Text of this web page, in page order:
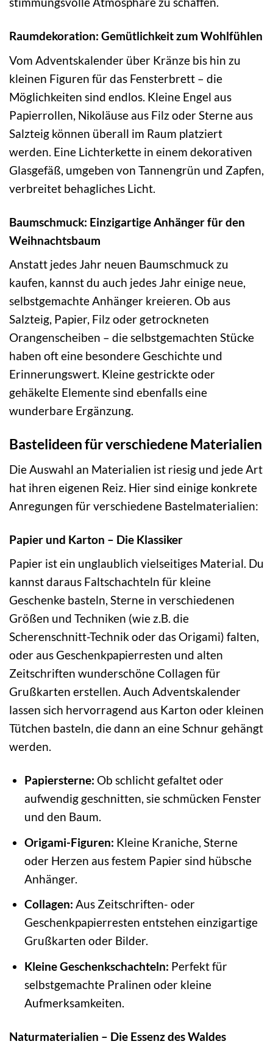
Raumdekoration: Gemütlichkeit zum Wohlfühlen
Vom Adventskalender über Kränze bis hin zu
kleinen Figuren für das Fensterbrett – die
Möglichkeiten sind endlos. Kleine Engel aus
Papierrollen, Nikoläuse aus Filz oder Sterne aus
Salzteig können überall im Raum platziert
werden. Eine Lichterkette in einem dekorativen
Glasgefäß, umgeben von Tannengrün und Zapfen,
verbreitet behagliches Licht.
Baumschmuck: Einzigartige Anhänger für den
Weihnachtsbaum
Anstatt jedes Jahr neuen Baumschmuck zu
kaufen, kannst du auch jedes Jahr einige neue,
selbstgemachte Anhänger kreieren. Ob aus
Salzteig, Papier, Filz oder getrockneten
Orangenscheiben – die selbstgemachten Stücke
haben oft eine besondere Geschichte und
Erinnerungswert. Kleine gestrickte oder
gehäkelte Elemente sind ebenfalls eine
wunderbare Ergänzung.
Bastelideen für verschiedene Materialien
Die Auswahl an Materialien ist riesig und jede Art
hat ihren eigenen Reiz. Hier sind einige konkrete
Anregungen für verschiedene Bastelmaterialien:
Papier und Karton – Die Klassiker
Papier ist ein unglaublich vielseitiges Material. Du
kannst daraus Faltschachteln für kleine
Geschenke basteln, Sterne in verschiedenen
Größen und Techniken (wie z.B. die
Scherenschnitt-Technik oder das Origami) falten,
oder aus Geschenkpapierresten und alten
Zeitschriften wunderschöne Collagen für
Grußkarten erstellen. Auch Adventskalender
lassen sich hervorragend aus Karton oder kleinen
Tütchen basteln, die dann an eine Schnur gehängt
werden.
Papiersterne: Ob schlicht gefaltet oder
aufwendig geschnitten, sie schmücken Fenster
und den Baum.
Origami-Figuren: Kleine Kraniche, Sterne
oder Herzen aus festem Papier sind hübsche
Anhänger.
Collagen: Aus Zeitschriften- oder
Geschenkpapierresten entstehen einzigartige
Grußkarten oder Bilder.
Kleine Geschenkschachteln: Perfekt für
selbstgemachte Pralinen oder kleine
Aufmerksamkeiten.
Naturmaterialien – Die Essenz des Waldes